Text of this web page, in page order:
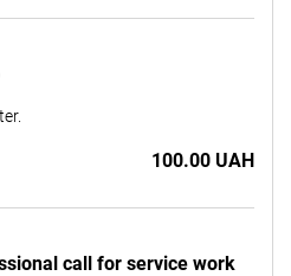
100.00 UAH
call for service work